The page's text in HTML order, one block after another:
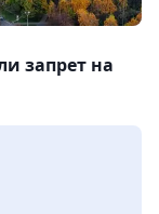
запрет на